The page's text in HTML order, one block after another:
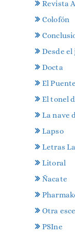
Revista
Colofón
Desde
Docta
El Puente
El tonel
La nave
Lapso
Letras
Litoral
Ñacate
Otra
PSIne